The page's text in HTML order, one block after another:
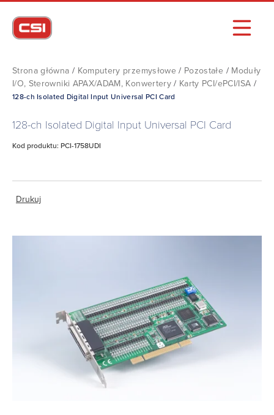
Strona główna / Komputery przemysłowe / Pozostałe / Moduły
I/O, Sterowniki APAX/ADAM, Konwertery/ Karty PCI/ePCI/ISA /
128-ch Isolated Digital Input Universal PCI Card
128-ch Isolated Digital Input Universal PCI Card
Kod produktu: PCI-1758UDI
Drukuj